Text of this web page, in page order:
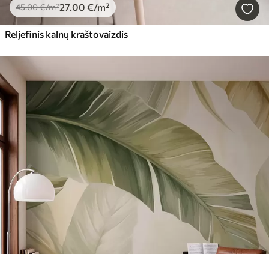
45.00€/m²27 .00 €/m²
Reljefinis kalnų kraštovaizdis